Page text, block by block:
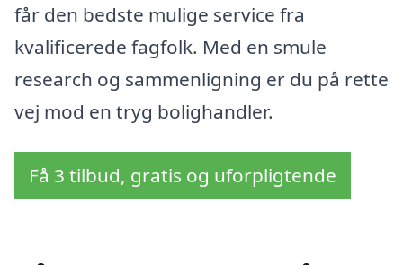
får den bedste mulige service fra
kvalificerede fagfolk. Med en smule
research og sammenligning er du på rette
vej mod en tryg bolighandler.
Få 3 tilbud, gratis og uforpligtende